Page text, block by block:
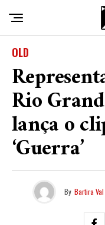
OLD
Rio
lança o
‘Guerra’
By Bartira